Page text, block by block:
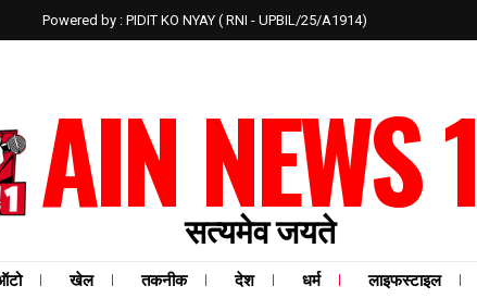
Powered by : PIDIT KO NYAY ( RNI - UPBIL/25/A1914)
AIN NEWS 1
सत्यमेव जयते
खेल तकनीक देश धर्म लाइफस्टाइल